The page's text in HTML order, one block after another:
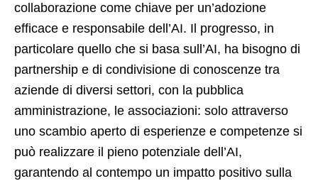
collaborazione come chiave per un’adozione
efficace e responsabile dell’AI. Il progresso, in
particolare quello che si basa sull’AI, ha bisogno di
partnership e di condivisione di conoscenze tra
aziende di diversi settori, con la pubblica
amministrazione, le associazioni: solo attraverso
uno scambio aperto di esperienze e competenze si
può realizzare il pieno potenziale dell’AI,
garantendo al contempo un impatto positivo sulla